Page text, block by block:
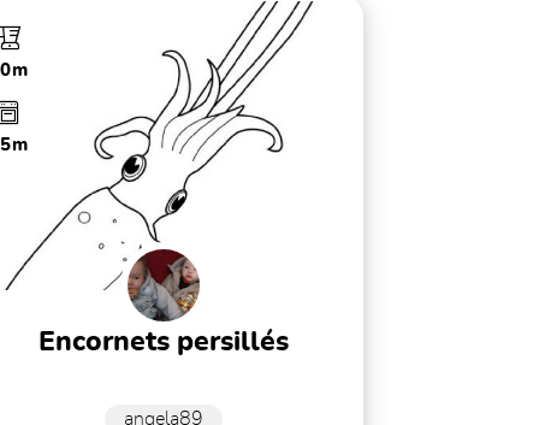
encornets persillés
angela89